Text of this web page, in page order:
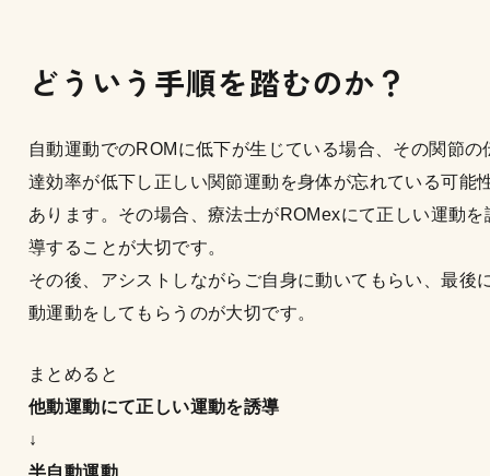
どういう手順を踏むのか？
自動運動でのROMに低下が生じている場合、その関節の
達効率が低下し正しい関節運動を身体が忘れている可能
あります。その場合、療法士がROMexにて正しい運動を
導することが大切です。
その後、アシストしながらご自身に動いてもらい、最後
動運動をしてもらうのが大切です。
まとめると
他動運動にて正しい運動を誘導
↓
半自動運動